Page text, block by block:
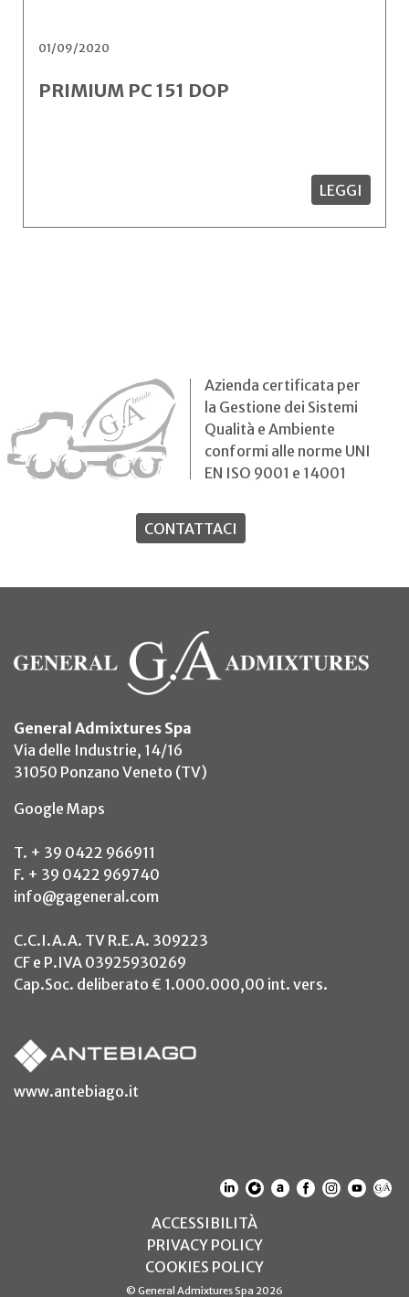
01/09/2020
PRIMIUM PC 151 DOP
LEGGI
Azienda certificata per
la Gestione dei Sistemi
Qualità e Ambiente
conformi alle norme UNI
EN ISO 9001 e 14001
CONTATTACI
General Admixtures Spa
Via delle Industrie, 14/16
31050 Ponzano Veneto (TV)
Google Maps
T. + 39 0422 966911
F. + 39 0422 969740
info@gageneral.com
C.C.I.A.A. TV R.E.A. 309223
CF e P.IVA 03925930269
Cap.Soc. deliberato € 1.000.000,00 int. vers.
www.antebiago.it
(SI APRE IN UN NUOVO
(SI APRE IN UN
(SI APRE IN UN
(SI APRE IN
(SI APRE
(SI
ACCESSIBILITÀ(SI APRE IN UN
PRIVACY POLICY(SI APRE IN UN
COOKIES POLICY(SI APRE IN UN
© General Admixtures Spa 2026